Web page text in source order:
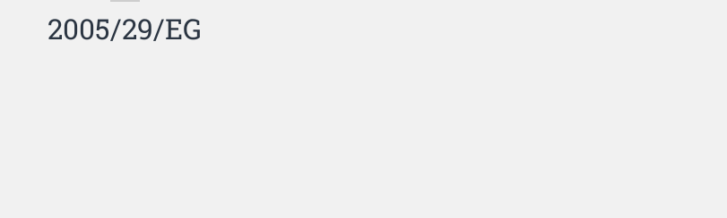
2005/29/EG